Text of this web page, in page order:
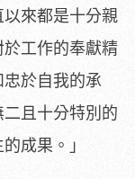
來都是十分親
工作的奉獻精
於自我的承
且十分特別的
成果。」